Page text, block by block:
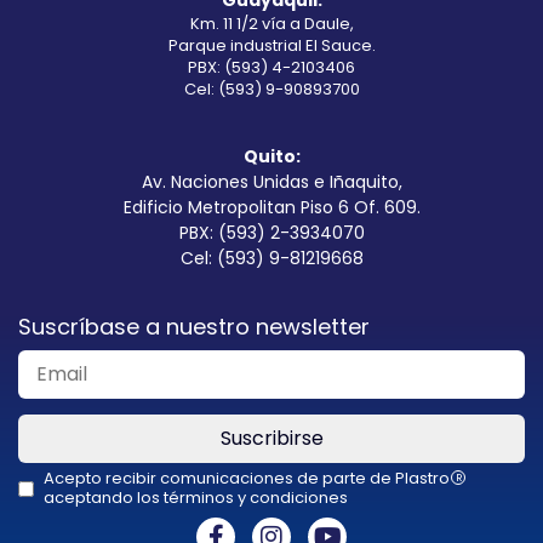
Km. 11 1/2 vía a Daule,
Parque industrial El Sauce.
PBX: (593) 4-2103406
Cel: (593) 9-90893700
Quito:
Av. Naciones Unidas e Iñaquito,
Edificio Metropolitan Piso 6 Of. 609.
PBX: (593) 2-3934070
Cel: (593) 9-81219668
Suscríbase a nuestro newsletter
Suscribirse
Acepto recibir comunicaciones de parte de Plastro R
aceptando los términos y condiciones